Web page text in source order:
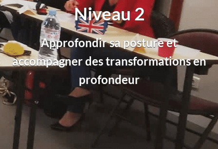
Niveau 2
Approfondir sa posture et
accompagner des transformations en
profondeur